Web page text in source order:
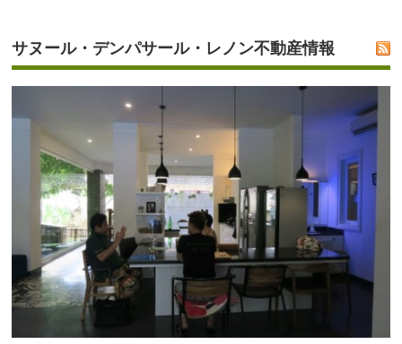
サヌール・デンパサール・レノン不動産情報